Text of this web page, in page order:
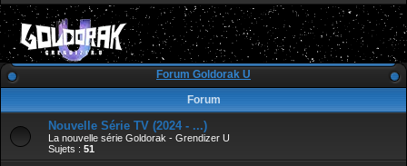
Forum Goldorak U
Forum
Nouvelle Série TV (2024 - ...)
La nouvelle série Goldorak - Grendizer U
Sujets : 51